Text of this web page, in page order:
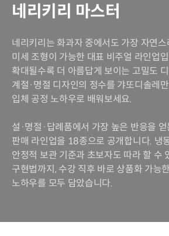
네리키리 마스터
네리키리는 화과자 중에서도 가장 자연
미세 조형이 가능한 대표 비주얼 라인업
확대될수록 더 아름답게 보이는 고밀도
계절·명절 디자인의 정수를 갸또디솔레
입체 공정 노하우로 배워보세요.
설·명절·답례품에서 가장 높은 반응을
판매 라인업을 18종으로 공개합니다. 냉
안정적 보관 기준과 초보자도 따라 할 수
구현법까지, 수강 직후 바로 상품화 가능
노하우를 모두 담았습니다.